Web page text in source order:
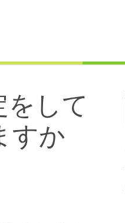
して
すか